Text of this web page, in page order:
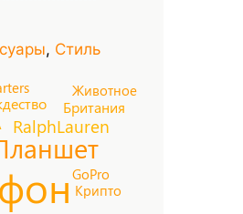
, Стиль
RalphLauren
Британия
GoPro
Крипто
Животное